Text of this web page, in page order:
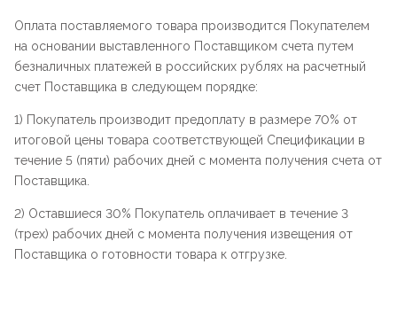
Оплата поставляемого товара производится Покупателем
на основании выставленного Поставщиком счета путем
безналичных платежей в российских рублях на расчетный
счет Поставщика в следующем порядке:
1) Покупатель производит предоплату в размере 70% от
итоговой цены товара соответствующей Спецификации в
течение 5 (пяти) рабочих дней с момента получения счета от
Поставщика.
2) Оставшиеся 30% Покупатель оплачивает в течение 3
(трех) рабочих дней с момента получения извещения от
Поставщика о готовности товара к отгрузке.